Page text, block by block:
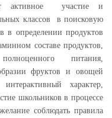
активное участие и
классов в поисковую
в определении продуктов
составе продуктов,
питания,
фруктов и овощей
характер,
школьников в процессе
соблюдать правила